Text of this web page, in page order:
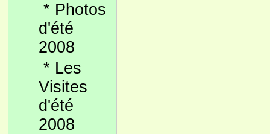
* Photos
d'été
2008
* Les
Visites
d'été
2008